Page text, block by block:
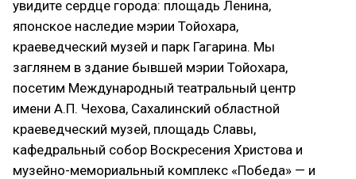
увидите сердце города: площадь Ленина,
японское наследие мэрии Тойохара,
краеведческий музей и парк Гагарина. Мы
заглянем в здание бывшей мэрии Тойохара,
посетим Международный театральный центр
имени А.П. Чехова, Сахалинский областной
краеведческий музей, площадь Славы,
кафедральный собор Воскресения Христова и
музейно-мемориальный комплекс «Победа» — и